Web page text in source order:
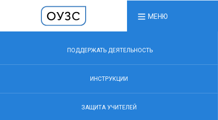
МЕНЮ
ПОДДЕРЖАТЬ ДЕЯТЕЛЬНОСТЬ
ИНСТРУКЦИИ
ЗАЩИТА УЧИТЕЛЕЙ